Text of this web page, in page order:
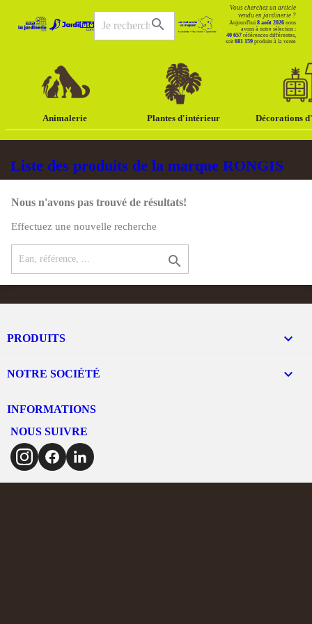
search
Vous cherchez un article
vendu en jardinerie ?
Aujourd'hui 8 août 2026 nous
avons à notre sélection :
40 657 références différentes,
soit 681 159 produits à la vente
Animalerie Plantes d'intérieur Décorations
Liste des produits de la marque RONGIS
Nous n'avons pas trouvé de résultats!
Effectuez une nouvelle recherche

PRODUITS 
NOTRE SOCIÉTÉ 
INFORMATIONS
NOUS SUIVRE